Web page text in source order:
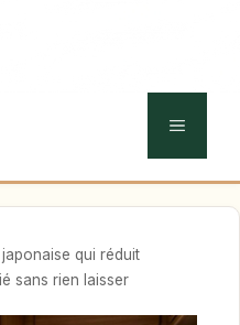
MENU
qui réduit
sans rien laisser